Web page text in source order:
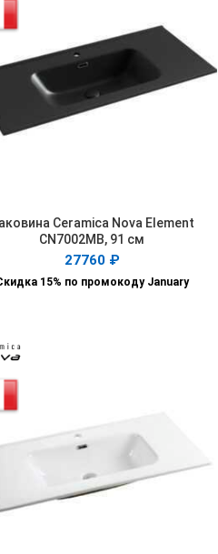
В КОРЗИНУ
Ceramica Nova Element
CN7002MB, 91 см
27760 ₽
15% по промокоду January